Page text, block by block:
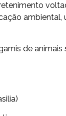
ambiental,
de animais